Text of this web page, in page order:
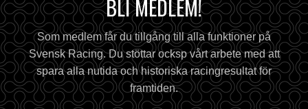
BLI MEDLEM!
Som medlem får du tillgång till alla funktioner på
Svensk Racing. Du stöttar ocksp vårt arbete med att
spara alla nutida och historiska racingresultat för
framtiden.